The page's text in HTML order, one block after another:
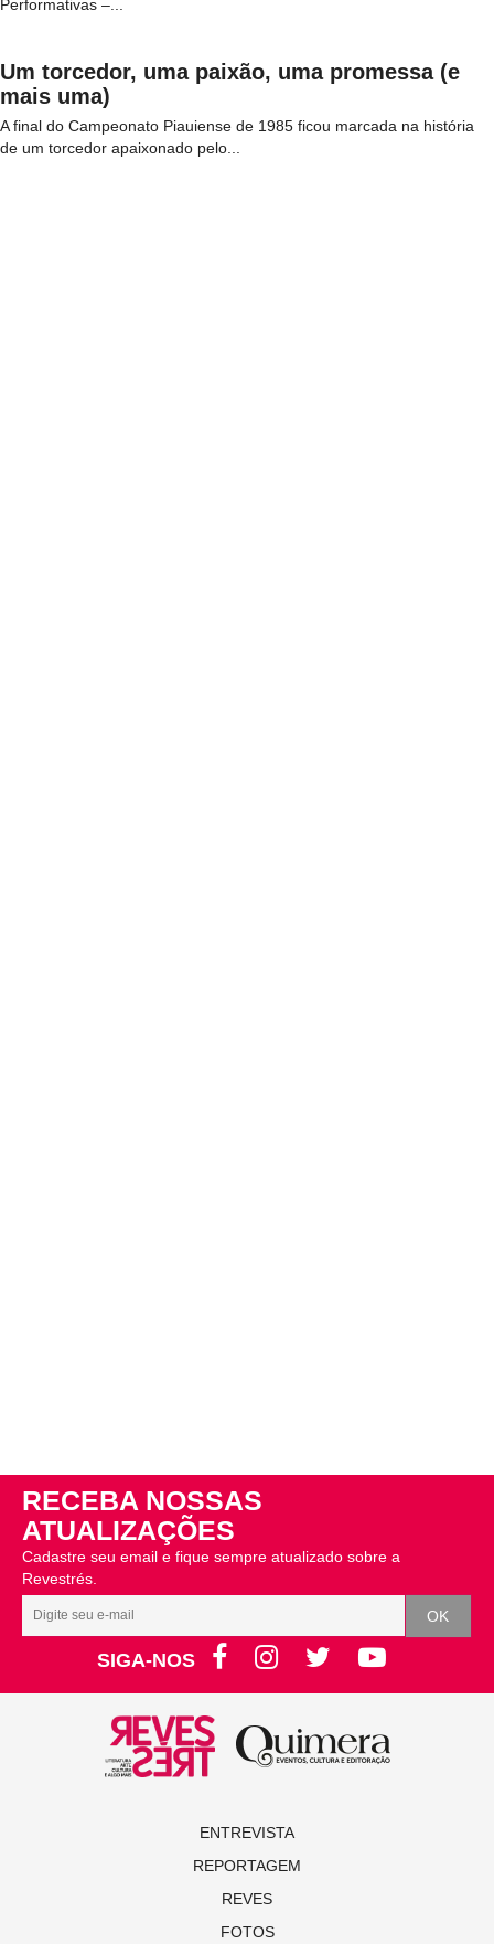
Performativas –...
Um torcedor, uma paixão, uma promessa (e
mais uma)
A final do Campeonato Piauiense de 1985 ficou marcada na história
de um torcedor apaixonado pelo...
RECEBA NOSSAS
ATUALIZAÇÕES
Cadastre seu email e fique sempre atualizado sobre a
Revestrés.
SIGA-NOS
ENTREVISTA
REPORTAGEM
REVES
FOTOS